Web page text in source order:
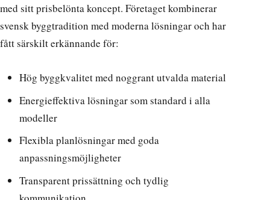
med sitt prisbelönta koncept. Företaget kombinerar
svensk byggtradition med moderna lösningar och har
fått särskilt erkännande för:
Hög byggkvalitet med noggrant utvalda material
Energieffektiva lösningar som standard i alla
modeller
Flexibla planlösningar med goda
anpassningsmöjligheter
Transparent prissättning och tydlig